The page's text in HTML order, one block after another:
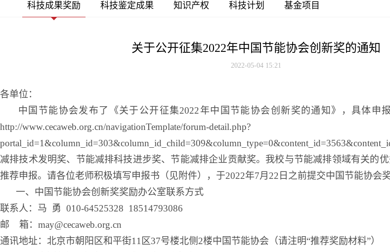
科技成果奖励 科技鉴定成果 知识产权 科技计划 基金项目
关于公开征集2022年中国节能协会创新奖的通知
2022-05-04 15:21
各单位：
中国节能协会发布了《关于公开征集2022年中国节能协会创新奖的通知 》，具体申
http://www.cecaweb.org.cn/navigationTemplate/forum-detail.php?
减排技术发明奖、节能减排科技进步奖、节能减排企业贡献奖。 我校与节能减排领域有关的
推荐申报。请各位老师积极填写申报书（见附件），于2022年7月22日之前提交中国节能协会
一、中国节能协会创新奖奖励办公室联系方式
联系人：马 勇 010-64525328 18514793086
邮 箱：may@cecaweb.org.cn
通讯地址：北京市朝阳区和平街11区37号楼北侧2楼中国节能协会（请注明“推荐奖励材料”）